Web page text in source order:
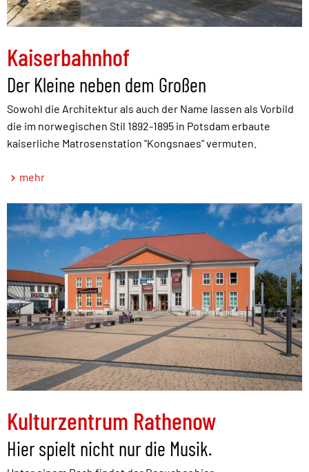
Kaiserbahnhof
Der Kleine neben dem Großen
Sowohl die Architektur als auch der Name lassen als Vorbild
die im norwegischen Stil 1892-1895 in Potsdam erbaute
kaiserliche Matrosenstation "Kongsnaes" vermuten.
mehr
Kulturzentrum Rathenow
Hier spielt nicht nur die Musik.